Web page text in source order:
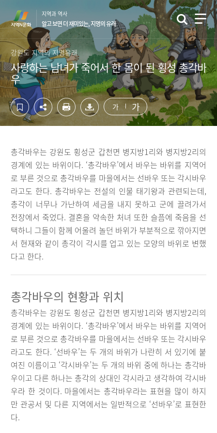
츠
영
역
바
로
가
기
영
역
바
로
가
기
지역과 역사
알고 보면 더 재미있는, 지명의 유래
강원도 지역의 지명유래
사랑하는 남녀가 죽어서 한 몸이 된 횡성 총각바
우
가 가
총각바우는 강원도 횡성군 갑천면 병지방1리와 병지방2리의
경계에 있는 바위이다. ‘총각바우’에서 바우는 바위를 지역어
로 부른 것으로 총각바우를 마을에서는 선바우 또는 각시바우
라고도 한다. 총각바우는 전설의 인물 태기왕과 관련되는데,
총각이 너무나 가난하여 세금을 내지 못하고 군에 끌려가서
전장에서 죽었다. 결혼을 약속한 처녀 또한 슬픔에 죽음을 선
택하니 그들이 함께 어울려 놀던 바위가 부분적으로 깎아지면
서 현재와 같이 총각이 각시를 업고 있는 모양의 바위로 변했
다고 한다.
총각바우의 현황과 위치
총각바우는 강원도 횡성군 갑천면 병지방1리와 병지방2리의
경계에 있는 바위이다. ‘총각바우’에서 바우는 바위를 지역어
로 부른 것으로 총각바우를 마을에서는 선바우 또는 각시바우
라고도 한다. ‘선바우’는 두 개의 바위가 나란히 서 있기에 붙
여진 이름이고 ‘각시바우’는 두 개의 바위 중에 하나는 총각바
우이고 다른 하나는 총각의 상대인 각시라고 생각하여 각시바
우라 한 것이다. 마을에서는 총각바우라는 표현을 많이 하지
만 관공서 및 다른 지역에서는 일반적으로 ‘선바우’로 표현한
다.